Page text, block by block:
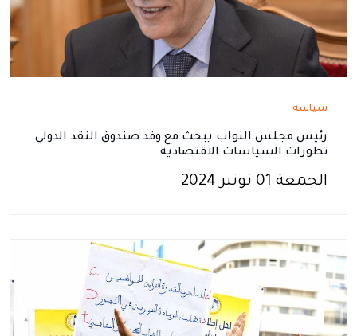
سياسة
رئيس مجلس النواب يبحث مع وفد صندوق النقد الدولي
تطورات السياسات الاقتصادية
الجمعة 01 نونبر 2024